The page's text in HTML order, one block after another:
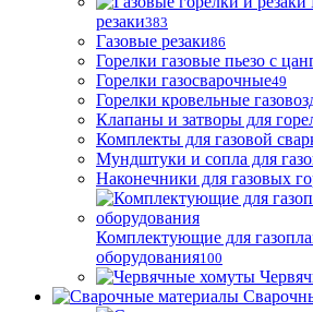
резаки383
Газовые резаки86
Горелки газовые пьезо с
Горелки газосварочные49
Горелки кровельные
Клапаны и затворы для
Комплекты для газовой
Мундштуки и сопла для
Наконечники для газовых
Комплектующие для
оборудования100